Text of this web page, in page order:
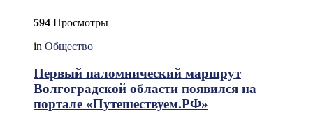
594 Просмотры
in Общество
Первый паломнический маршрут
Волгоградской области появился на
портале «Путешествуем.РФ»